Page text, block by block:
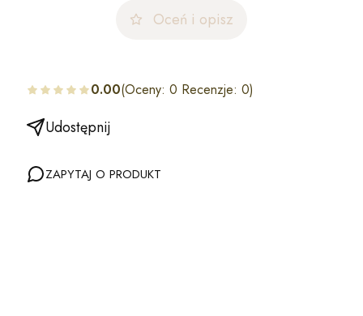
Oceń i opisz
0.00(Oceny: 0 Recenzje: 0)
Udostępnij
ZAPYTAJ O PRODUKT